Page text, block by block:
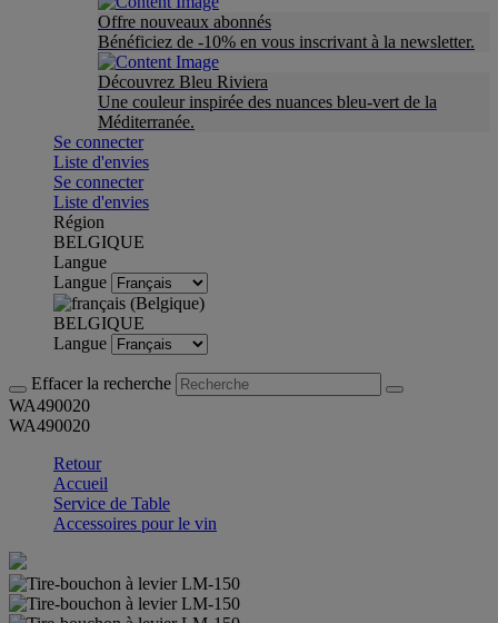
Offre nouveaux abonnés
Bénéficiez de -10% en vous inscrivant à la newsletter.
Découvrez Bleu Riviera
Une couleur inspirée des nuances bleu-vert de la
Méditerranée.
Se connecter
Liste d'envies
Se connecter
Liste d'envies
Région
BELGIQUE
Langue
Langue
BELGIQUE
Langue
Effacer la recherche
WA490020
WA490020
Retour
Accueil
Service de Table
Accessoires pour le vin